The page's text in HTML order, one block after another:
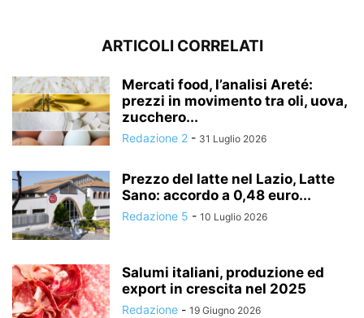
ARTICOLI CORRELATI
Mercati food, l’analisi Areté:
prezzi in movimento tra oli, uova,
zucchero...
Redazione 2 - 31 Luglio 2026
Prezzo del latte nel Lazio, Latte
Sano: accordo a 0,48 euro...
Redazione 5 - 10 Luglio 2026
Salumi italiani, produzione ed
export in crescita nel 2025
Redazione - 19 Giugno 2026